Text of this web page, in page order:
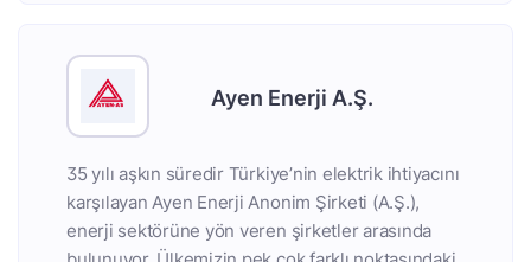
Ayen Enerji A.Ş.
35 yılı aşkın süredir Türkiye’nin elektrik ihtiyacını
karşılayan Ayen Enerji Anonim Şirketi (A.Ş.),
enerji sektörüne yön veren şirketler arasında